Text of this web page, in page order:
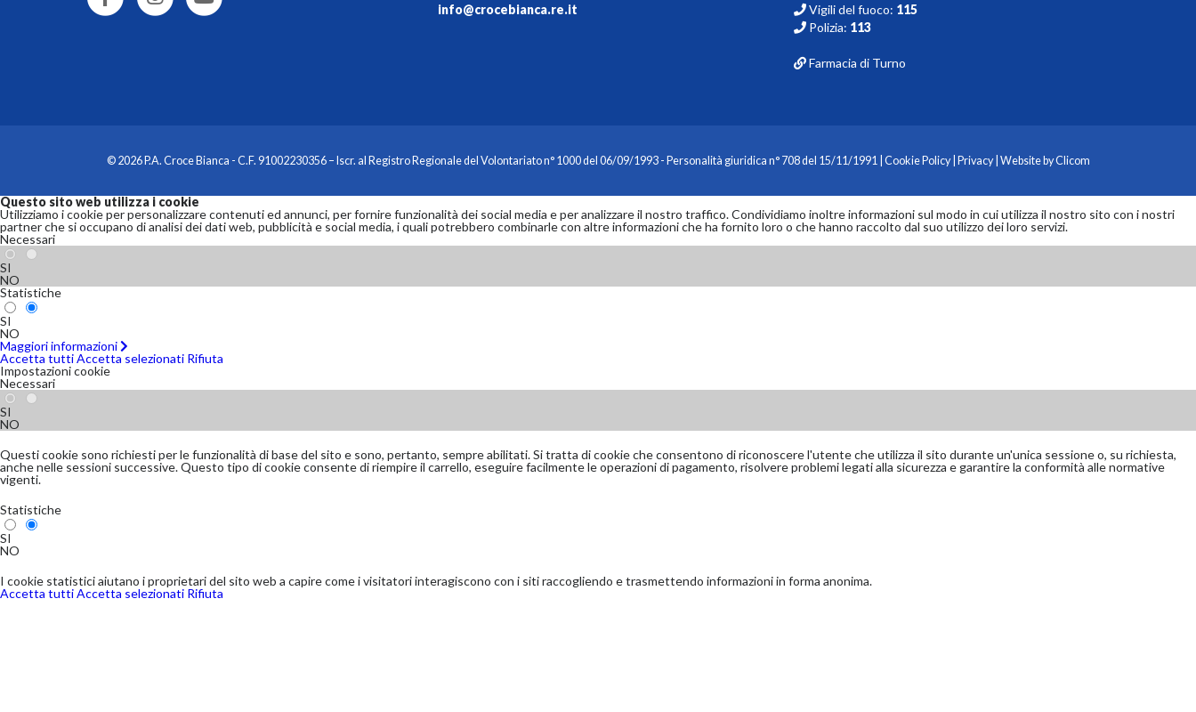
info@crocebianca.re.it
Vigili del fuoco: 115
Polizia: 113
Farmacia di Turno
© 2026 P.A. Croce Bianca - C.F. 91002230356 – Iscr. al Registro Regionale del Volontariato n° 1000 del 06/09/1993 - Personalità giuridica n° 708 del 15/11/1991 | Cookie Policy| Privacy| Website byClicom
Questo sito web utilizza i cookie
Utilizziamo i cookie per personalizzare contenuti ed annunci, per fornire funzionalità dei social media e per analizzare il nostro traffico. Condividiamo inoltre informazioni sul modo in cui utilizza il nostro sito con i nostri
partner che si occupano di analisi dei dati web, pubblicità e social media, i quali potrebbero combinarle con altre informazioni che ha fornito loro o che hanno raccolto dal suo utilizzo dei loro servizi.
Necessari
SI
NO
Statistiche
SI
NO
Maggiori informazioni
Accetta tuttiAccetta selezionati Rifiuta
Impostazioni cookie
Necessari
SI
NO
Questi cookie sono richiesti per le funzionalità di base del sito e sono, pertanto, sempre abilitati. Si tratta di cookie che consentono di riconoscere l'utente che utilizza il sito durante un'unica sessione o, su richiesta,
anche nelle sessioni successive. Questo tipo di cookie consente di riempire il carrello, eseguire facilmente le operazioni di pagamento, risolvere problemi legati alla sicurezza e garantire la conformità alle normative
vigenti.
Statistiche
SI
NO
I cookie statistici aiutano i proprietari del sito web a capire come i visitatori interagiscono con i siti raccogliendo e trasmettendo informazioni in forma anonima.
Accetta tuttiAccetta selezionati Rifiuta